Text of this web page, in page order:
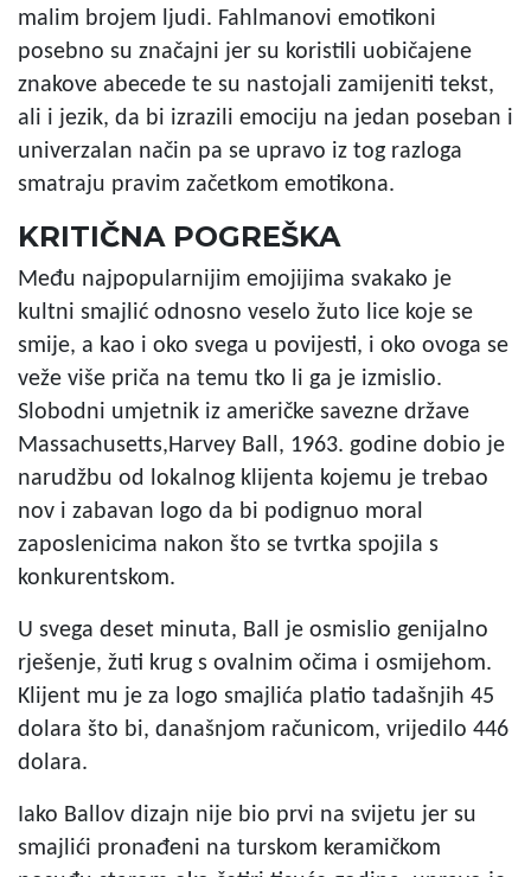
malim brojem ljudi. Fahlmanovi emotikoni
posebno su značajni jer su koristili uobičajene
znakove abecede te su nastojali zamijeniti tekst,
ali i jezik, da bi izrazili emociju na jedan poseban i
univerzalan način pa se upravo iz tog razloga
smatraju pravim začetkom emotikona.
KRITIČNA POGREŠKA
Među najpopularnijim emojijima svakako je
kultni smajlić odnosno veselo žuto lice koje se
smije, a kao i oko svega u povijesti, i oko ovoga se
veže više priča na temu tko li ga je izmislio.
Slobodni umjetnik iz američke savezne države
Massachusetts,Harvey Ball, 1963. godine dobio je
narudžbu od lokalnog klijenta kojemu je trebao
nov i zabavan logo da bi podignuo moral
zaposlenicima nakon što se tvrtka spojila s
konkurentskom.
U svega deset minuta, Ball je osmislio genijalno
rješenje, žuti krug s ovalnim očima i osmijehom.
Klijent mu je za logo smajlića platio tadašnjih 45
dolara što bi, današnjom računicom, vrijedilo 446
dolara.
Iako Ballov dizajn nije bio prvi na svijetu jer su
smajlići pronađeni na turskom keramičkom